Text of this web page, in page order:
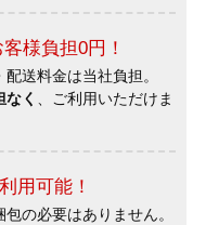
様負担0円！
送料金は当社負担。
なく 、ご利用いただけま
用可能！
の必要はありません。